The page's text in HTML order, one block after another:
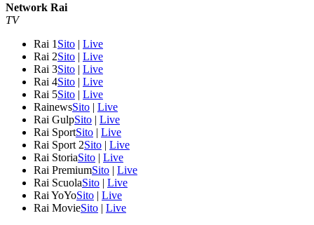
Network Rai
TV
Rai 1 Sito | Live
Rai 2Sito | Live
Rai 3Sito | Live
Rai 4Sito | Live
Rai 5Sito | Live
RainewsSito | Live
Rai GulpSito | Live
Rai SportSito | Live
Rai Sport 2Sito | Live
Rai StoriaSito | Live
Rai PremiumSito | Live
Rai ScuolaSito | Live
Rai YoYoSito | Live
Rai MovieSito | Live